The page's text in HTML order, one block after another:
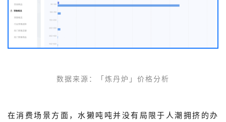
数据来源： 「 炼丹炉」 价格分析
在消费场景方面，水獭吨吨并没有局限于人潮拥挤的办